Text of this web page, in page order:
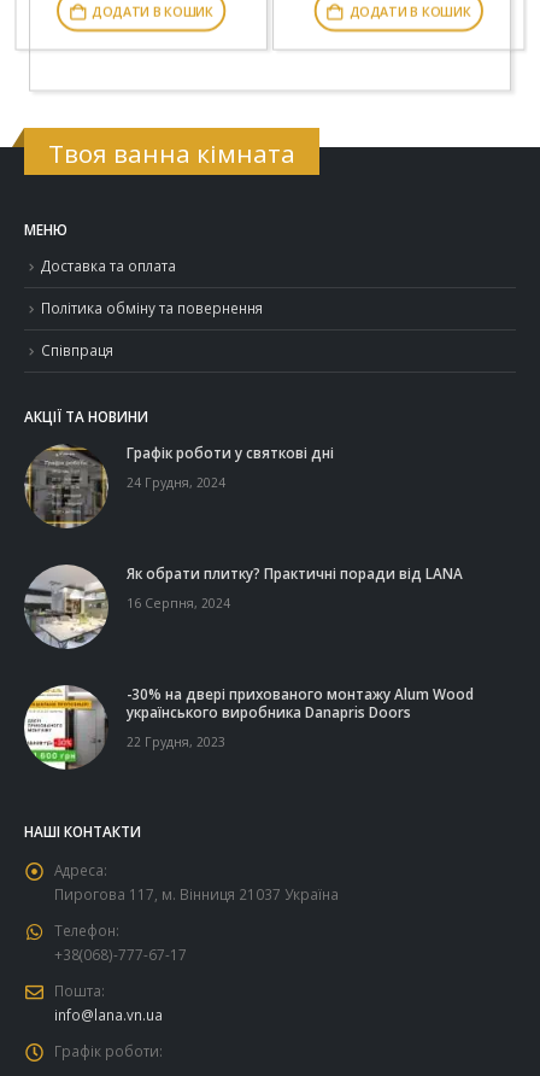
ДОДАТИ В КОШИК ДОДАТИ В КОШИК
Твоя ванна кімната
МЕНЮ
Доставка та оплата
Політика обміну та повернення
Співпраця
АКЦІЇ ТА НОВИНИ
Графік роботи у святкові дні
24 Грудня, 2024
Як обрати плитку? Практичні поради від LANA
16 Серпня, 2024
-30% на двері прихованого монтажу Alum Wood
українського виробника Danapris Doors
22 Грудня, 2023
НАШІ КОНТАКТИ
Адреса:
Пирогова 117, м. Вінниця 21037 Україна
Телефон:
+38(068)-777-67-17
Пошта:
info@lana.vn.ua
Графік роботи: